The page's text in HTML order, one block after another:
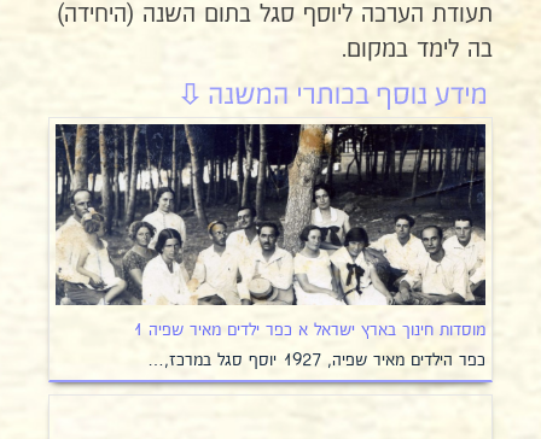
תעודת הערכה ליוסף סגל בתום השנה (היחידה)
בה לימד במקום.
מוסדות חינוך בארץ ישראל א כפר ילדים מאיר שפיה 1
כפר הילדים מאיר שפיה, 1927 יוסף סגל במרכז,…